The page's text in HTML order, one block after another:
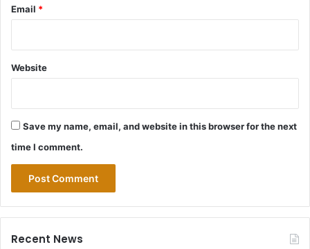
Email *
Website
Save my name, email, and website in this browser for the next
time I comment.
Recent News